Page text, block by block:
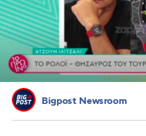
Bigpost Newsroom